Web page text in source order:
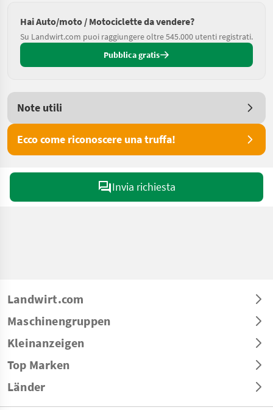
Hai Auto/moto / Motociclette da vendere?
Su Landwirt.com puoi raggiungere oltre 545.000 utenti registrati.
Pubblica gratis
Note utili
Ecco come riconoscere una truffa!
Invia richiesta
Landwirt.com
Maschinengruppen
Kleinanzeigen
Top Marken
Länder